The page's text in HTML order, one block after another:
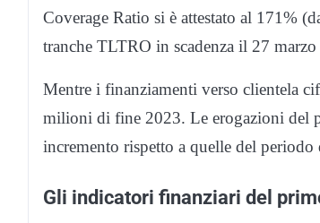
Coverage Ratio si è attestato al 171%
tranche TLTRO in scadenza il 27
Mentre i finanziamenti verso clientela
milioni di fine 2023. Le erogazioni del
incremento rispetto a quelle del
Gli indicatori finanziari del